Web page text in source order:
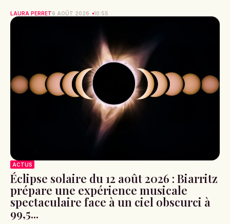
LAURA PERRET6 AOÛT 2026 10:55
ACTUS
Éclipse solaire du 12 août 2026 : Biarritz
prépare une expérience musicale
spectaculaire face à un ciel obscurci à
99,5...